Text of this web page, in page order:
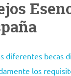
diferentes becas
los